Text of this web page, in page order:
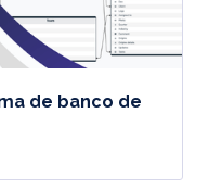
de banco de